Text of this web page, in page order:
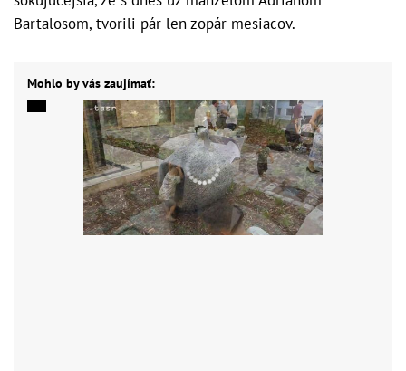
Bartalosom, tvorili pár len zopár mesiacov.
Mohlo by vás zaujímať: